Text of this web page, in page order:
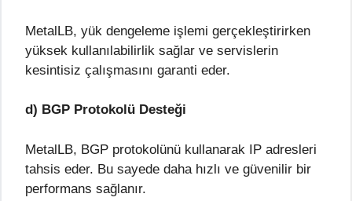
MetalLB, yük dengeleme işlemi gerçekleştirirken
yüksek kullanılabilirlik sağlar ve servislerin
kesintisiz çalışmasını garanti eder.
d) BGP Protokolü Desteği
MetalLB, BGP protokolünü kullanarak IP adresleri
tahsis eder. Bu sayede daha hızlı ve güvenilir bir
performans sağlanır.